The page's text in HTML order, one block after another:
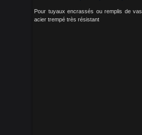
Pour tuyaux encrassés ou remplis de
acier trempé très résistant